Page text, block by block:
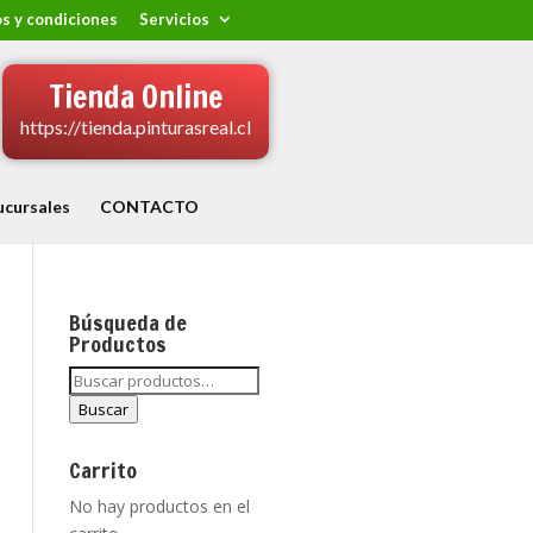
y condiciones Servicios
Tienda Online
https://tienda.pinturasreal.cl
CONTACTO
Búsqueda de
Productos
Buscar
por:
Buscar
Carrito
No hay productos en el